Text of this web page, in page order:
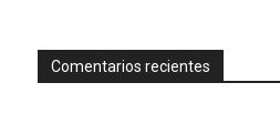
Comentarios recientes